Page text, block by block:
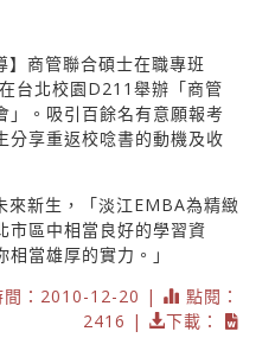
】商管聯合碩士在職專班
台北校園D211舉辦「商管
」。吸引百餘名有意願報考
分享重返校唸書的動機及收
來新生，「淡江EMBA為精緻
市區中相當良好的學習資
當雄厚的實力。」
間：2010-12-20 |
點閱：
2416 |
下載：